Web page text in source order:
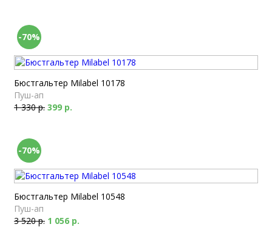
-70%
Бюстгальтер Milabel 10178
Пуш-ап
1 330 р. 399 р.
-70%
Бюстгальтер Milabel 10548
Пуш-ап
3 520 р. 1 056 р.